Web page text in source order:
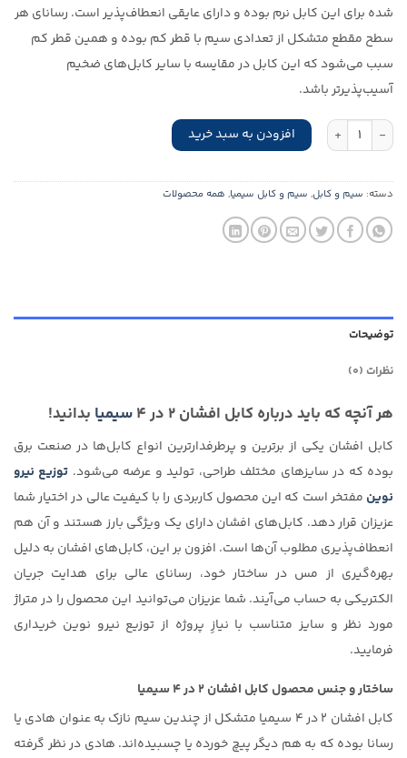
شده برای این کابل نرم بوده و دارای عایقی انعطاف‌پذیر است. رسانای هر
سطح مقطع متشکل از تعدادی سیم با قطر کم بوده و همین قطر کم
سبب می‌شود که این کابل در مقایسه با سایر کابل‌های ضخیم
آسیب‌پذیرتر باشد.
کابل افشان 2 در 4 سیمیا عدد افزودن به سبد خرید
دسته: سیم و کابل, سیم و کابل سیمیا, همه محصولات
توضیحات
نظرات (0)
هر آنچه که باید درباره کابل افشان ۲ در ۴ سیمیا بدانید!
کابل افشان یکی از برترین و پرطرفدارترین انواع کابل‌ها در صنعت برق
بوده که در سایزهای مختلف طراحی، تولید و عرضه می‌شود. توزیع نیرو
نوین مفتخر است که این محصول کاربردی را با کیفیت عالی در اختیار شما
عزیزان قرار دهد. کابل‌های افشان دارای یک ویژگی بارز هستند و آن هم
انعطاف‌پذیری مطلوب آن‌ها است. افزون بر این، کابل‌های افشان به دلیل
بهره‌گیری از مس در ساختار خود، رسانای عالی برای هدایت جریان
الکتریکی به حساب می‌آیند. شما عزیزان می‌توانید این محصول را در متراژ
مورد نظر و سایز متناسب با نیازِ پروژه از توزیع نیرو نوین خریداری
فرمایید.
ساختار و جنس محصول کابل افشان ۲ در ۴ سیمیا
کابل افشان ۲ در ۴ سیمیا متشکل از چندین سیم نازک به عنوان هادی یا
رسانا بوده که به هم دیگر پیچ خورده یا چسبیده‌اند. هادی در نظر گرفته